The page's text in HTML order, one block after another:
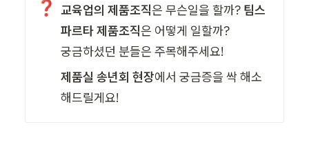
❓ 교육업의 제품조직은 무슨일을 할까? 팀스
파르타 제품조직은 어떻게 일할까?
궁금하셨던 분들은 주목해주세요!
제품실 송년회 현장에서 궁금증을 싹 해소
해드릴게요!